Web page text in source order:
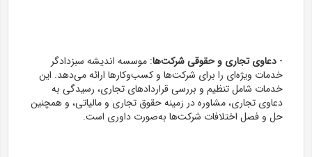
- دعاوی تجاری و حقوقی شرکت‌ها: موسسه اندیشه سبزدادگر
خدمات ویژه‌ای را برای شرکت‌ها و کسب‌وکارها ارائه می‌دهد. این
خدمات شامل تنظیم و بررسی قراردادهای تجاری، رسیدگی به
دعاوی تجاری، مشاوره در زمینه حقوق تجاری و مالیاتی، و همچنین
حل و فصل اختلافات شرکت‌ها به‌صورت داوری است.